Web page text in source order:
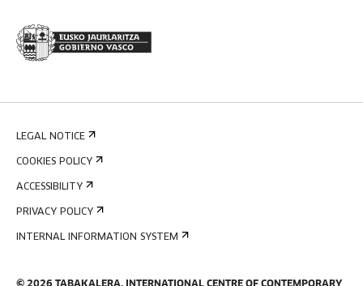
LEGAL NOTICE
COOKIES POLICY
ACCESSIBILITY
PRIVACY POLICY
INTERNAL INFORMATION SYSTEM